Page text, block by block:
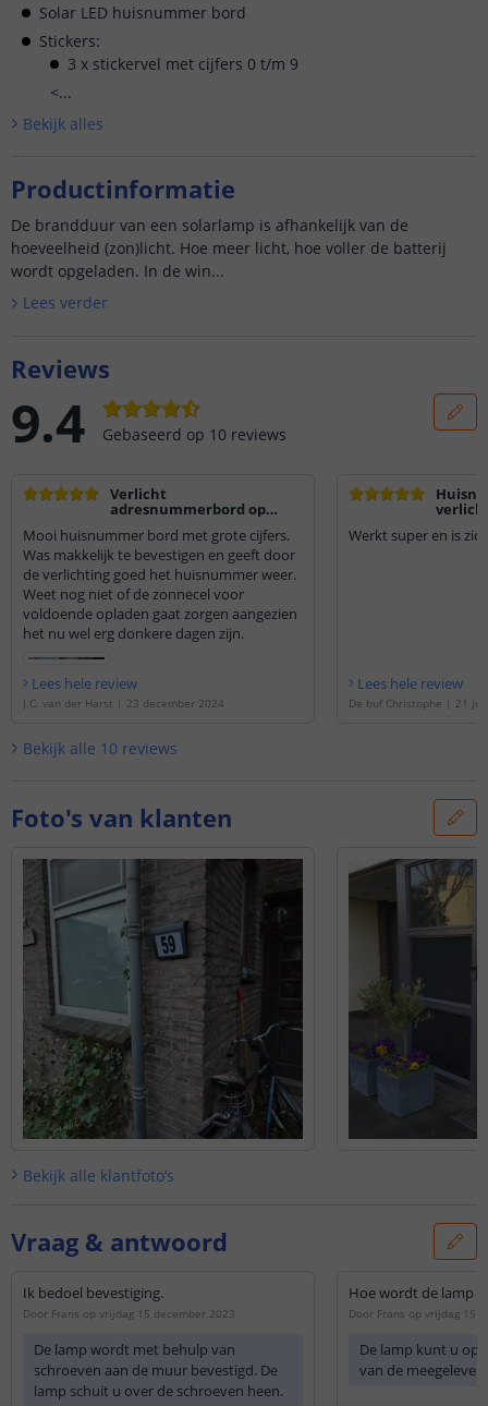
Solar LED huisnummer bord
Stickers:
3 x stickervel met cijfers 0 t/m 9
<...
Bekijk alles
Productinformatie
De brandduur van een solarlamp is afhankelijk van de
hoeveelheid (zon)licht. Hoe meer licht, hoe voller de batterij
wordt opgeladen. In de win...
Lees verder
Reviews
9.4 Gebaseerd op 10 reviews
Verlicht
adresnummerbord op
Mooi huisnummer bord met grote cijfers.
Was makkelijk te bevestigen en geeft door
de verlichting goed het huisnummer weer.
Weet nog niet of de zonnecel voor
voldoende opladen gaat zorgen aangezien
het nu wel erg donkere dagen zijn.
Lees hele review
J.C. van der Harst | 23 december 2024
Werkt super
Lees hele review
De buf Christophe | 21
Bekijk alle 10 reviews
Foto's van klanten
Bekijk alle klantfoto’s
Vraag & antwoord
Ik bedoel bevestiging.
Door Frans op vrijdag 15 december 2023
De lamp wordt met behulp van
schroeven aan de muur bevestigd. De
lamp schuit u over de schroeven heen.
Hoe wordt de lamp
Door Frans op vrijdag 15
De lamp kunt u
van de